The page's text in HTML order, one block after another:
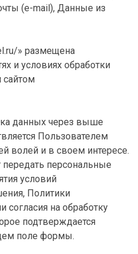
(e-mail), Данные из
» размещена
и условиях обработки
сайтом
данных через выше
Пользователем
волей и в своем интересе.
персональные
условий
Политики
согласия на обработку
подтверждается
поле формы.